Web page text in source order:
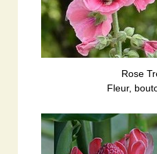
Rose
Fleur,